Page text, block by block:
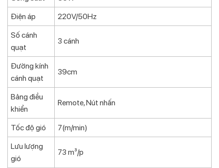
Điện áp
220V/50Hz
Số cánh
quạt
3 cánh
Đường kính
cánh quạt
39cm
Bảng điều
khiển
Remote, Nút nhấn
Tốc độ gió
7(m/min)
Lưu lượng
gió
73 m³/p